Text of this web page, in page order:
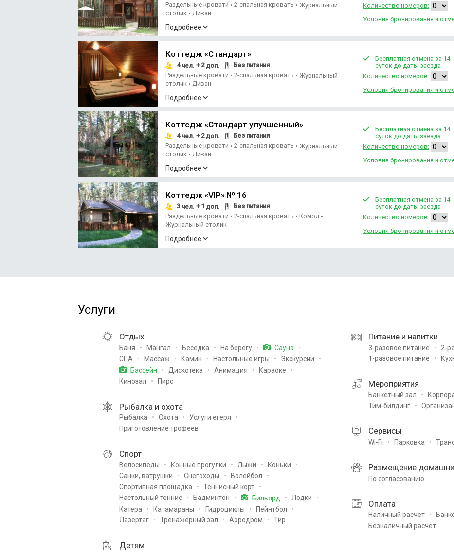
Раздельные кровати • 2-спальная кровать • Журнальный
столик • Диван
Подробнее
Количество номеров:
Условия бронирования и
Коттедж «Стандарт»
4чел. + 2доп.
Без питания
Раздельные кровати • 2-спальная кровать • Журнальный
столик • Диван
Подробнее
Бесплатная отмена за 14
суток до даты заезда
Количество номеров:
Условия бронирования и
Коттедж «Стандарт улучшенный»
4чел. + 2доп.
Без питания
Раздельные кровати • 2-спальная кровать • Журнальный
столик • Диван
Подробнее
Бесплатная отмена за 14
суток до даты заезда
Количество номеров:
Условия бронирования и
Коттедж «VIP» № 16
3 чел. + 1 доп.
Без питания
Раздельные кровати • 2-спальная кровать • Комод •
Журнальный столик
Подробнее
Бесплатная отмена за 14
суток до даты заезда
Количество номеров:
Условия бронирования и
Услуги
Отдых
Баня Мангал Беседка На берегу
Сауна
СПА
Массаж Камин Настольные игры
Экскурсии
Бассейн
Дискотека Анимация
Караоке
Кинозал
Пирс
Рыбалка и охота
Рыбалка Охота
Услуги егеря
Приготовление трофеев
Спорт
Велосипеды Конные прогулки Лыжи
Коньки
Санки, ватрушки
Снегоходы
Волейбол
Спортивная площадка
Теннисный корт
Настольный теннис
Бадминтон Бильярд
Лодки
Катера
Катамараны Гидроциклы
Пейнтбол
Лазертаг
Тренажерный зал Аэродром Тир
Детям
Питание и напитки
3-разовое питание
2-
1-разовое питание
Мероприятия
Банкетный зал
Тим-билдинг
Сервисы
Wi-Fi Парковка
Размещение
По согласованию
Оплата
Наличный расчет
Безналичный расчет